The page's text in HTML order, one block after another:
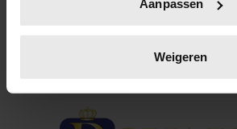
scannen op specifieke
verwerkt en stel uw voorkeuren in het
intrekken in de Cookieverklaring.
Aanpassen
Weigeren